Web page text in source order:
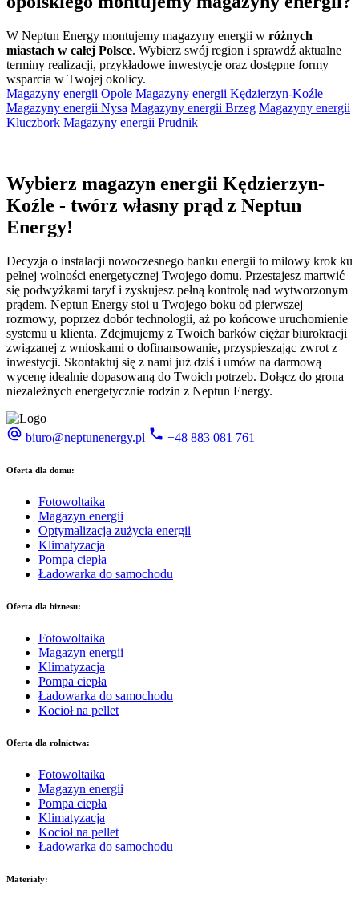
W Neptun Energy montujemy magazyny energii w różnych
miastach w całej Polsce. Wybierz swój region i sprawdź aktualne
terminy realizacji, przykładowe inwestycje oraz dostępne formy
wsparcia w Twojej okolicy.
Magazyny energii Opole Magazyny energii Kędzierzyn-Koźle
Magazyny energii Nysa Magazyny energii Brzeg Magazyny energii
Kluczbork Magazyny energii Prudnik
Wybierz magazyn energii Kędzierzyn-
Koźle - twórz własny prąd z Neptun
Energy!
Decyzja o instalacji nowoczesnego banku energii to milowy krok ku
pełnej wolności energetycznej Twojego domu. Przestajesz martwić
się podwyżkami taryf i zyskujesz pełną kontrolę nad wytworzonym
prądem. Neptun Energy stoi u Twojego boku od pierwszej
rozmowy, poprzez dobór technologii, aż po końcowe uruchomienie
systemu u klienta. Zdejmujemy z Twoich barków ciężar biurokracji
związanej z wnioskami o dofinansowanie, przyspieszając zwrot z
inwestycji. Skontaktuj się z nami już dziś i umów na darmową
wycenę idealnie dopasowaną do Twoich potrzeb. Dołącz do grona
niezależnych energetycznie rodzin z Neptun Energy.
biuro@neptunenergy.pl +48 883 081 761
Oferta dla domu:
Fotowoltaika
Magazyn energii
Optymalizacja zużycia energii
Klimatyzacja
Pompa ciepła
Ładowarka do samochodu
Oferta dla biznesu:
Fotowoltaika
Magazyn energii
Klimatyzacja
Pompa ciepła
Ładowarka do samochodu
Kocioł na pellet
Oferta dla rolnictwa:
Fotowoltaika
Magazyn energii
Pompa ciepła
Klimatyzacja
Kocioł na pellet
Ładowarka do samochodu
Materiały: